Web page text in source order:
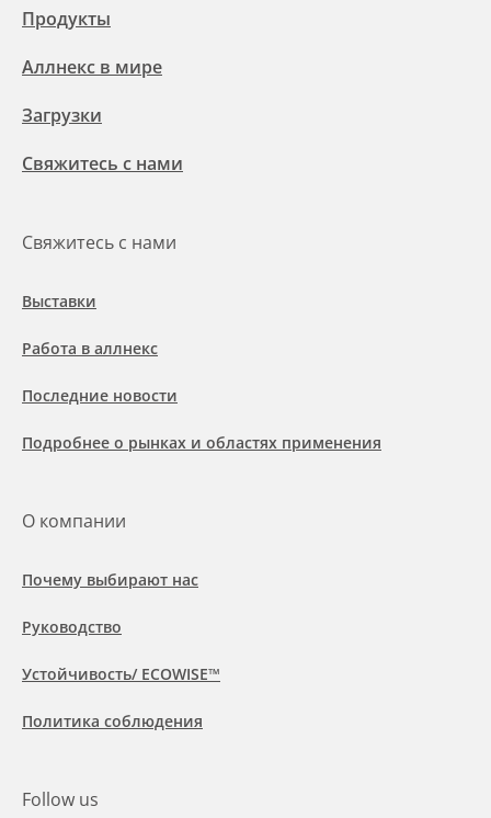
Продукты
Аллнекс в мире
Загрузки
Свяжитесь с нами
Свяжитесь с нами
Выставки
Работа в аллнекс
Последние новости
Подробнее о рынках и областях применения
О компании
Почему выбирают нас
Руководство
Устойчивость/ ECOWISE™
Политика соблюдения
Follow us